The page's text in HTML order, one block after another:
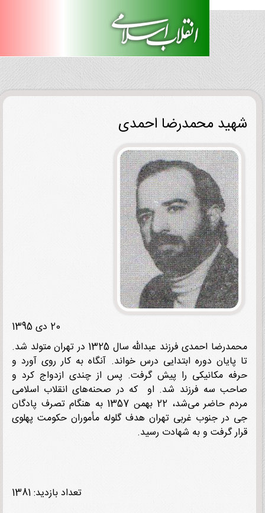
محمدرضا احمدی
محمدرضا احمدی فرزند عبدالله سال 1325 در تهران متولد شد.
دوره ابتدایی درس خواند. آنگاه به کار روی آورد و
مکانیکی را پیش گرفت. پس از چندی ازدواج کرد و
سه فرزند شد. او که در صحنه‌های انقلاب اسلامی
مردم حاضر می‌شد، 22 بهمن 1357 به هنگام تصرف پادگان
جنوب غربی تهران هدف گلوله مأموران حکومت پهلوی
گرفت و به شهادت رسید.
تعداد بازدید: 1381